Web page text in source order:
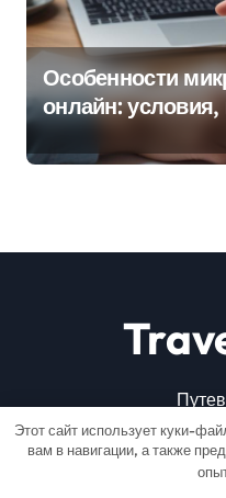
Особенности
онлайн:
ставки и
Этот сайт использует куки-
вам в навигации, а также